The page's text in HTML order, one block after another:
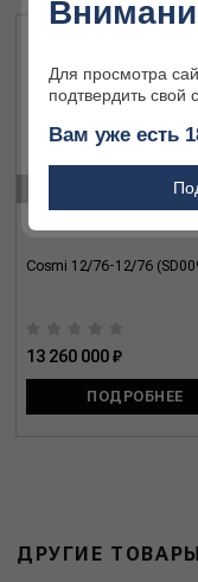
Cosmi 12/76-12/76
13 260 000 ₽
ПОДРОБНЕЕ
ДРУГИЕ
Для просмотра
подтвердить свой
Вам уже есть